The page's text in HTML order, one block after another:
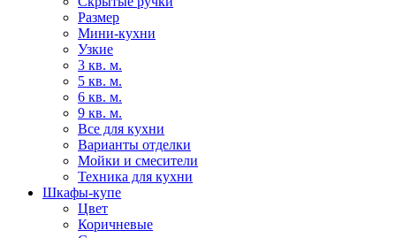
Размер
Мини-кухни
Узкие
3 кв. м.
5 кв. м.
6 кв. м.
9 кв. м.
Все для кухни
Варианты отделки
Мойки и смесители
Техника для кухни
Шкафы-купе
Цвет
Коричневые